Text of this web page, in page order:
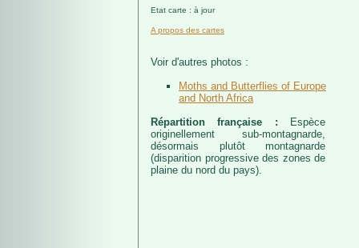
Etat carte : à jour
A propos des cartes
Voir d'autres photos :
Moths and Butterflies of Europe
and North Africa
Répartition française :
Espèce
originellement sub-montagnarde,
désormais plutôt montagnarde
(disparition progressive des zones de
plaine du nord du pays).